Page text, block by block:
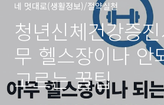
네 멋대로(생활정보)/절약실천
청년신체건강증
무 헬스장이나 안
고르는 꿀팁